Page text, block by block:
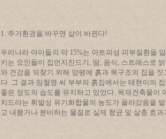
1. 주거환경을 바꾸면 삶이 바뀐다!
우리나라 아이들의 약 15%는 아토피성 피부질환을
키는 요인들이 집먼지진드기, 땀, 음식, 스트레스로
와 건강을 되찾기 위해 양평에 흙과 목구조의 집을
다. 그 결과 임철영 씨 부부의 흙집에서는 태현이의
좋은 정도의 습도를 유지하고 있었다. 목재건축물이
치드라는 휘발성 유기화합물의 농도가 올라갔음을
고 내뿜거나 분비하는 물질로 실제 항균 및 살충 효